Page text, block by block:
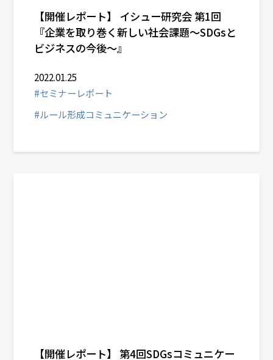
【開催レポート】 イシュー研究会 第1回
『企業を取り巻く新しい社会課題～SDGsと
ビジネスの今後～』
2022.01.25
#セミナーレポート
#ルール形成コミュニケーション
【開催レポート】 第4回SDGsコミュニケー